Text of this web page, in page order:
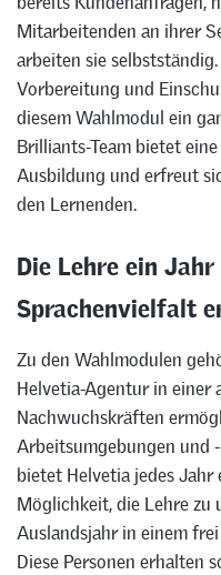
Mitarbeitenden an ihrer
arbeiten sie
Vorbereitung und
diesem Wahlmodul ein
Brilliants-Team bietet
Ausbildung und erfreut
den Lernenden.
Die Lehre ein
Sprachenvielfalt
Zu den Wahlmodulen
Helvetia-Agentur in einer
Nachwuchskräften
Arbeitsumgebungen und
bietet Helvetia jedes Jahr
Möglichkeit, die Lehre zu
Auslandsjahr in einem
Diese Personen erhalten